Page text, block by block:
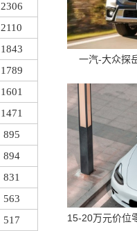
2306
2110
1843
1789
1601
1471
895
894
831
563
517
一汽-大众探